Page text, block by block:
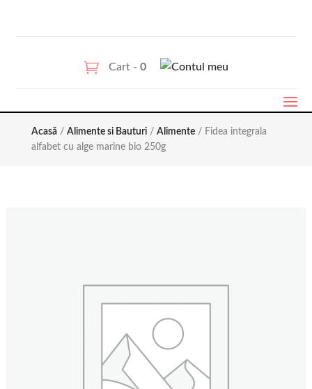
Cart - 0
Acasă/ Alimente si Bauturi/ Alimente/ Fidea integrala
alfabet cu alge marine bio 250g